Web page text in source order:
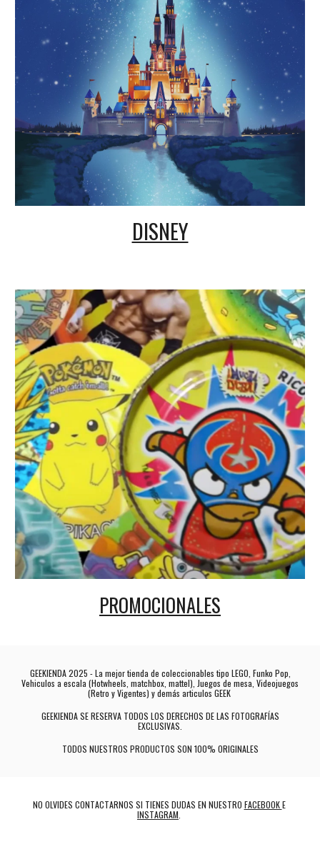
DISNEY
PROMOCIONALES
GEEKIENDA 2025 - La mejor tienda de coleccionables tipo LEGO, Funko Pop,
Vehiculos a escala (Hotwheels, matchbox, mattel), Juegos de mesa, Videojuegos
(Retro y Vigentes) y demás articulos GEEK
GEEKIENDA SE RESERVA TODOS LOS DERECHOS DE LAS FOTOGRAFÍAS
EXCLUSIVAS.
TODOS NUESTROS PRODUCTOS SON 100% ORIGINALES
NO OLVIDES CONTACTARNOS SI TIENES DUDAS EN NUESTRO FACEBOOKE
INSTAGRAM